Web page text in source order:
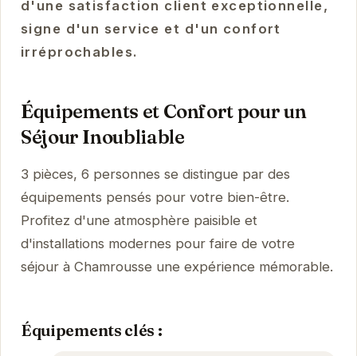
d'une satisfaction client exceptionnelle,
signe d'un service et d'un confort
irréprochables.
Équipements et Confort pour un
Séjour Inoubliable
3 pièces, 6 personnes se distingue par des
équipements pensés pour votre bien-être.
Profitez d'une atmosphère paisible et
d'installations modernes pour faire de votre
séjour à Chamrousse une expérience mémorable.
Équipements clés :